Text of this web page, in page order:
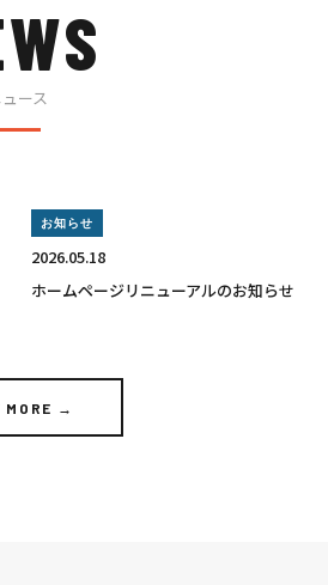
ース
お知らせ
2026.05.18
ホームページリニューアルのお知らせ
MORE →